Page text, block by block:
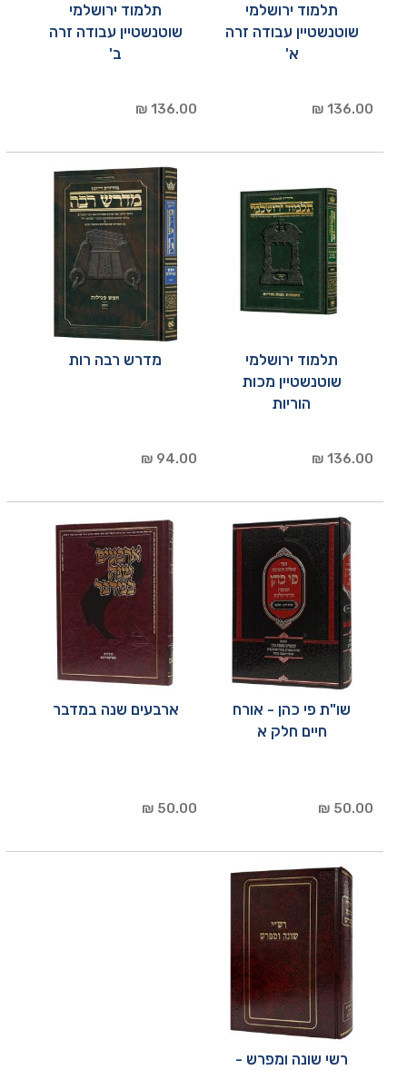
תלמוד ירושלמי
שוטנשטיין עבודה זרה
א'
136.00 ₪
תלמוד ירושלמי
שוטנשטיין עבודה זרה
ב'
136.00 ₪
תלמוד ירושלמי
שוטנשטיין מכות
הוריות
136.00 ₪
מדרש רבה רות
94.00 ₪
שו"ת פי כהן - אורח
חיים חלק א
50.00 ₪
ארבעים שנה במדבר
50.00 ₪
רשי שונה ומפרש -